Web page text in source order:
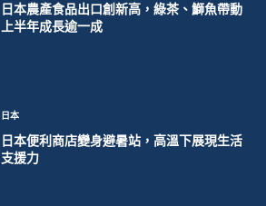
日本農產食品出口創新高，綠茶、鰤魚帶動
上半年成長逾一成
日本
日本便利商店變身避暑站，高溫下展現生活
支援力